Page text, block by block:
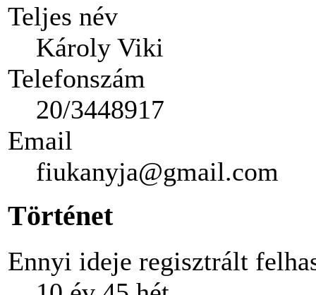
Teljes név
Károly Viki
Telefonszám
20/3448917
Email
fiukanyja@gmail.com
Történet
Ennyi ideje regisztrált